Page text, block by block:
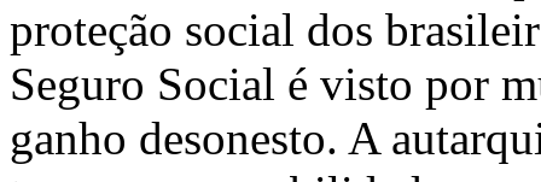
proteção social dos
Seguro Social é visto por
ganho desonesto. A